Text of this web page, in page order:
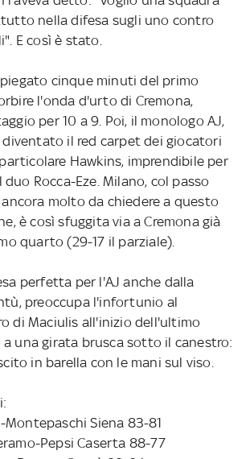
nella difesa sugli uno contro
E così è stato.
cinque minuti del primo
l'onda d'urto di Cremona,
per 10 a 9. Poi, il monologo AJ,
diventato il red carpet dei giocatori
Hawkins, imprendibile per
duo Rocca-Eze. Milano, col passo
molto da chiedere a questo
è così sfuggita via a Cremona già
quarto (29-17 il parziale).
perfetta per l'AJ anche dalla
preoccupa l'infortunio al
di Maciulis all'inizio dell'ultimo
una girata brusca sotto il canestro:
in barella con le mani sul viso.
Montepaschi Siena 83-81
Pepsi Caserta 88-77